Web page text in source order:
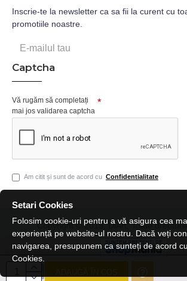
Inscrie-te la newsletter ca sa fii la curent cu
promotiile noastre.
Captcha
Vă rugăm să completați
mai jos validarea captcha
Am citit și sunt de acord cu Confidentialitate
Copyright © 2019, DiArt, Toate
Setari Cookies
Folosim cookie-uri pentru a vă asigura cea
experiență pe website-ul nostru. Dacă veți
navigarea, presupunem ca sunteți de acord
Cookies.